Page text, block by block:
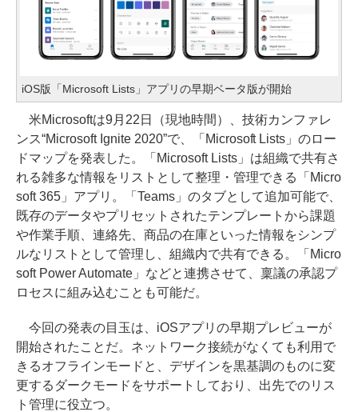
iOS版「Microsoft Lists」アプリの早期ベータ版が開始
米Microsoftは9月22日（現地時間）、技術カンファレ
ンス“Microsoft Ignite 2020”で、「Microsoft Lists」のロー
ドマップを発表した。「Microsoft Lists」は組織で共有さ
れる雑多な情報をリストとして整理・管理できる「Micro
soft 365」アプリ。「Teams」のタブとして追加可能で、
既存のデータやプリセットされたテンプレートから課題
や作業手順、連絡先、商品の在庫といった情報をシンプ
ルなリストとして管理し、組織内で共有できる。「Micro
soft Power Automate」などと連携させて、稟議の承認プ
ロセスに組み込むことも可能だ。
今回の発表の目玉は、iOSアプリの早期プレビューが
開始されたことだ。ネットワーク接続がなくても利用で
きるオフラインモードと、デザインを黒基調のものに変
更するダークモードをサポートしており、出先でのリス
ト管理に役立つ。